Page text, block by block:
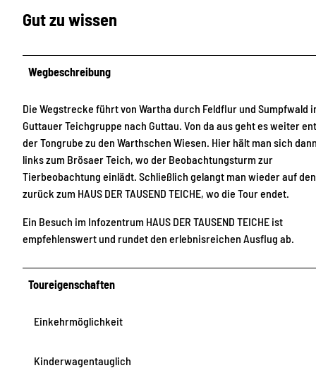
Gut zu wissen
Wegbeschreibung
Die Wegstrecke führt von Wartha durch Feldflur und Sumpfwald
Guttauer Teichgruppe nach Guttau. Von da aus geht es weiter
der Tongrube zu den Warthschen Wiesen. Hier hält man sich
links zum Brösaer Teich, wo der Beobachtungsturm zur
Tierbeobachtung einlädt. Schließlich gelangt man wieder auf
zurück zum HAUS DER TAUSEND TEICHE, wo die Tour endet.
Ein Besuch im Infozentrum HAUS DER TAUSEND TEICHE ist
empfehlenswert und rundet den erlebnisreichen Ausflug ab.
Toureigenschaften
Einkehrmöglichkeit
Kinderwagentauglich